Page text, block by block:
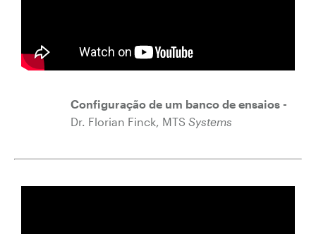
Configuração de um banco de ensaios -
Dr. Florian Finck, MTS Systems